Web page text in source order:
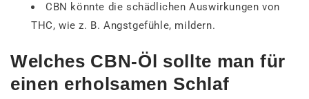
CBN könnte die schädlichen Auswirkungen von
THC, wie z. B. Angstgefühle, mildern.
Welches CBN-Öl sollte man für
einen erholsamen Schlaf